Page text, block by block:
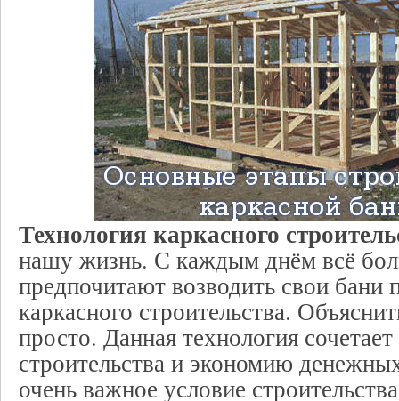
Технология каркасного
нашу жизнь. С каждым днём всё
предпочитают возводить свои бани
каркасного строительства.
просто. Данная технология
строительства и экономию
очень важное условие